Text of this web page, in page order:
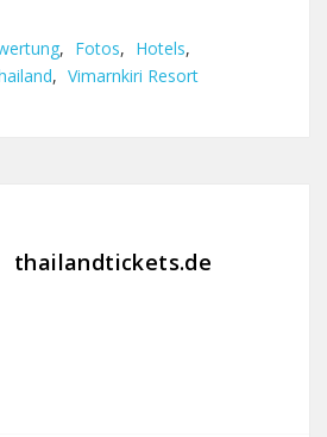
, Fotos, Hotels,
, Vimarnkiri Resort
thailandtickets.de